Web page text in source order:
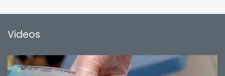
Videos